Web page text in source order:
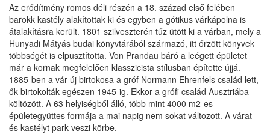
Az erődítmény romos déli részén a 18. század első felében
barokk kastély alakítottak ki és egyben a gótikus várkápolna is
átalakításra került. 1801 szilveszterén tűz ütött ki a várban, mely a
Hunyadi Mátyás budai könyvtárából származó, itt őrzött könyvek
többségét is elpusztította. Von Prandau báró a leégett épületet
már a kornak megfelelően klasszicista stílusban építette újjá.
1885-ben a vár új birtokosa a gróf Normann Ehrenfels család lett,
ők birtokolták egészen 1945-ig. Ekkor a grófi család Ausztriába
költözött. A 63 helyiségből álló, több mint 4000 m2-es
épületegyüttes formája a mai napig nem sokat változott. A várat
és kastélyt park veszi körbe.